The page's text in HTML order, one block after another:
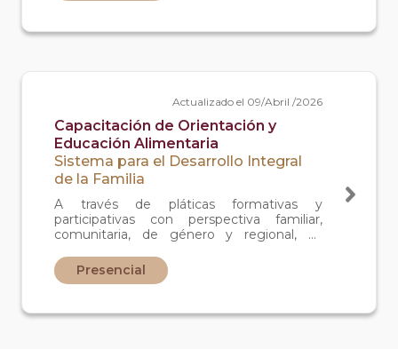
Actualizado el 09/Abril /2026
Capacitación de Orientación y
Educación Alimentaria
Sistema para el Desarrollo Integral
de la Familia
A través de pláticas formativas y
participativas con perspectiva familiar,
comunitaria, de género y regional, se
alimentación correcta y la toma de
decisiones saludables.
Presencial